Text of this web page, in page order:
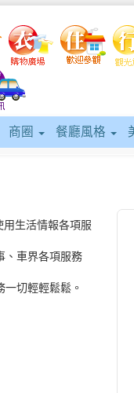
商圈 餐廳風格
用生活情報各項服
、車界各項服務
切輕輕鬆鬆。